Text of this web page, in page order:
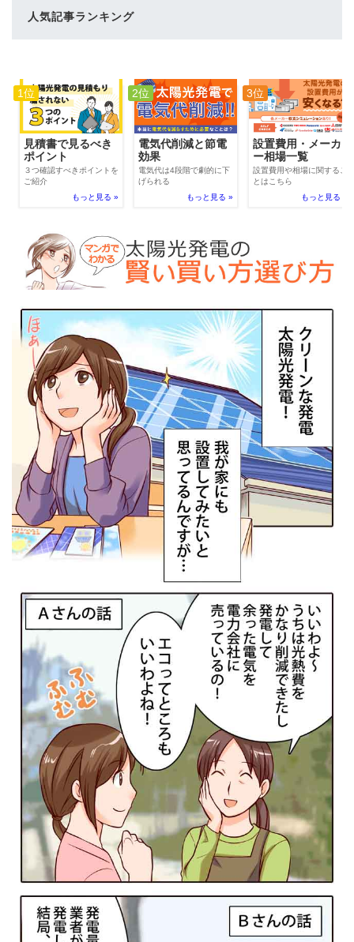
人気記事ランキング
1位
見積書で見るべき
ポイント
３つ確認すべきポイントを
ご紹介
もっと見る »
2位
電気代削減と節電
効果
電気代は4段階で劇的に下
げられる
もっと見る »
3位
設置費用・メーカ
ー相場一覧
設置費用や相場に関するこ
とはこちら
もっと見る »